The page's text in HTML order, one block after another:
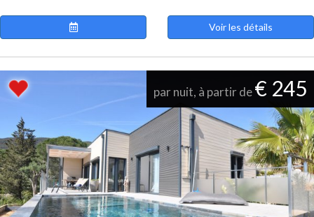
Voir les détails
par nuit, à partir de€ 245